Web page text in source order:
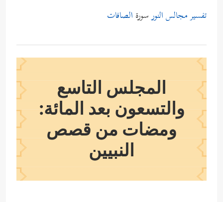
تفسير مجالس النورسورة الصافات
المجلس التاسع
والتسعون بعد المائة:
ومضات من قصص
النبيين